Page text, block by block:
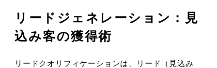
リードジェネレーション：見
込み客の獲得術
リードクオリフィケーションは、リード（見込み